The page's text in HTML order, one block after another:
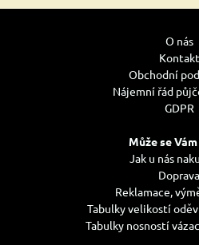
O nás
Kontakt
Obchodní
Nájemní řád
GDPR
Může se
Jak u nás
Doprava
Reklamace,
Tabulky velikostí
Tabulky nosností